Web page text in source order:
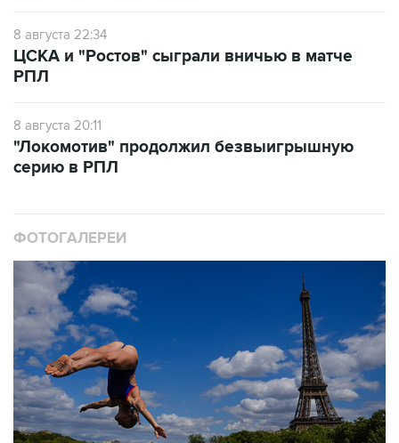
8 августа 22:34
ЦСКА и "Ростов" сыграли вничью в матче
РПЛ
8 августа 20:11
"Локомотив" продолжил безвыигрышную
серию в РПЛ
ФОТОГАЛЕРЕИ